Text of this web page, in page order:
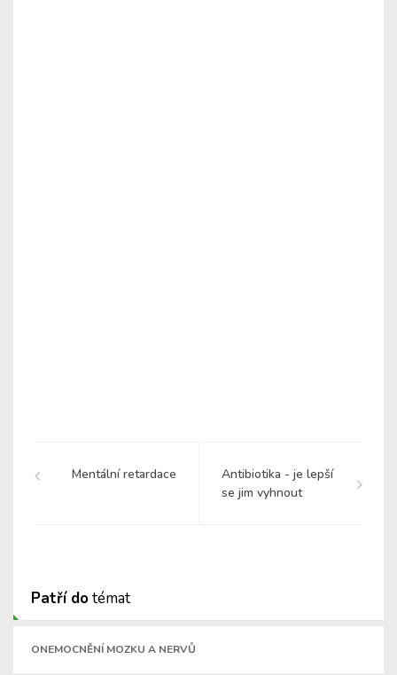
Mentální retardace
Antibiotika - je lepší
se jim vyhnout
Patří dotémat
ONEMOCNĚNÍ MOZKU A NERVŮ